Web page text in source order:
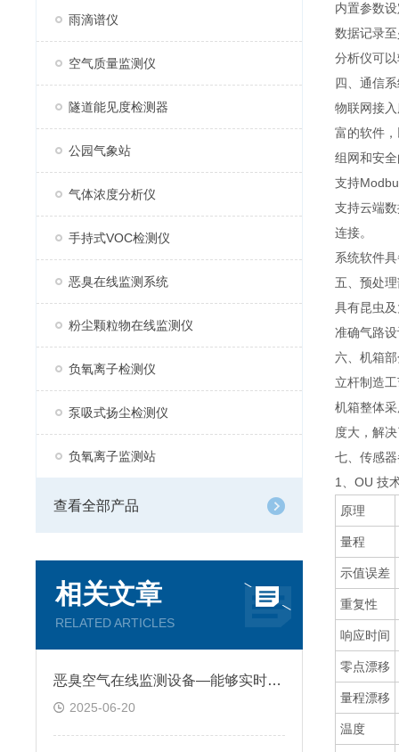
雨滴谱仪
空气质量监测仪
隧道能见度检测器
公园气象站
气体浓度分析仪
手持式VOC检测仪
恶臭在线监测系统
粉尘颗粒物在线监测仪
负氧离子检测仪
泵吸式扬尘检测仪
负氧离子监测站
查看全部产品
相关文章
RELATED ARTICLES
恶臭空气在线监测设备—能够实时采集和分析臭味气体浓度，发现异常排放事件
2025-06-20
内置参数
数据记录
分析仪可
四、通信
物联网接
富的软件
组网和安
支持
支持云端
连接。
系统软件
五、预处
具有昆虫
准确气路
六、机箱
立杆制造
机箱整体
度大，解
七、传感
1、OU 技
原理
量程
示值误差
重复性
响应时间
零点漂移
量程漂移
温度